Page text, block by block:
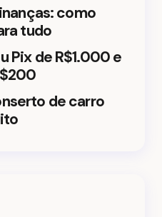
neste navegador para
como
tudo
Pix de R$1.000 e
de carro